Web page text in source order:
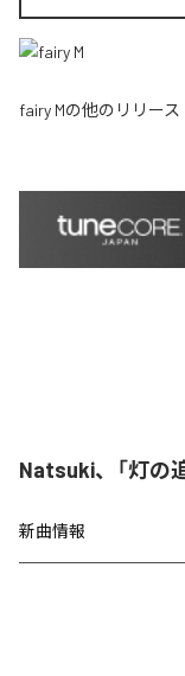
fairy Mの他のリリース
Natsuki、「灯の
新曲情報